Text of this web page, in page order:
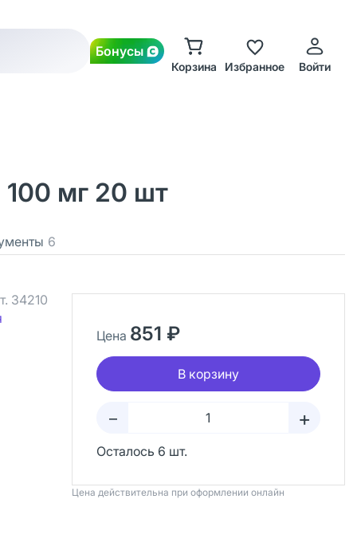
Бонусы
Корзина Избранное Войти
мг 20 шт
6
34210
Цена 851 ₽
В корзину
– +
Осталось 6 шт.
Цена действительна при оформлении онлайн